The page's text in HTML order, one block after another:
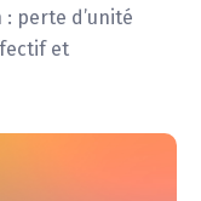
perte d’unité
et